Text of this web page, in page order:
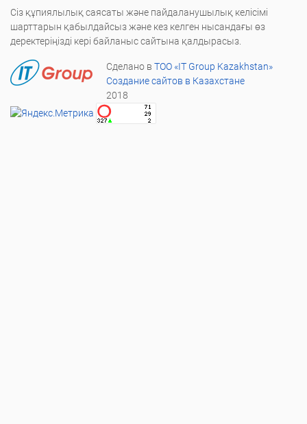
Сіз құпиялылық саясаты және пайдаланушылық келісімі
шарттарын қабылдайсыз және кез келген нысандағы өз
деректеріңізді кері байланыс сайтына қалдырасыз.
Сделано в ТОО «IT Group Kazakhstan»
Создание сайтов в Казахстане
2018